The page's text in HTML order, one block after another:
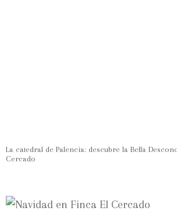
La catedral de Palencia: descubre la Bella
Cercado